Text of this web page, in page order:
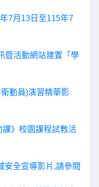
7月13日至115年7
暨活動網站建置「學
動員)演習精華影
》校園課程試教活
安全宣導影片,請參閱